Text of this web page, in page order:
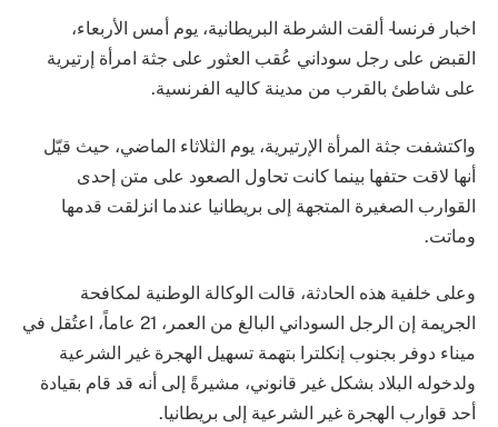
اخبار فرنسا- ألقت الشرطة البريطانية، يوم أمس الأربعاء،
القبض على رجل سوداني عُقب العثور على جثة امرأة إرتيرية
على شاطئ بالقرب من مدينة كاليه الفرنسية.
واكتشفت جثة المرأة الإرتيرية، يوم الثلاثاء الماضي، حيث قيّل
أنها لاقت حتفها بينما كانت تحاول الصعود على متن إحدى
القوارب الصغيرة المتجهة إلى بريطانيا عندما انزلقت قدمها
وماتت.
وعلى خلفية هذه الحادثة، قالت الوكالة الوطنية لمكافحة
الجريمة إن الرجل السوداني البالغ من العمر، 21 عاماً، اعتُقل في
ميناء دوفر بجنوب إنكلترا بتهمة تسهيل الهجرة غير الشرعية
ولدخوله البلاد بشكل غير قانوني، مشيرةً إلى أنه قد قام بقيادة
أحد قوارب الهجرة غير الشرعية إلى بريطانيا.